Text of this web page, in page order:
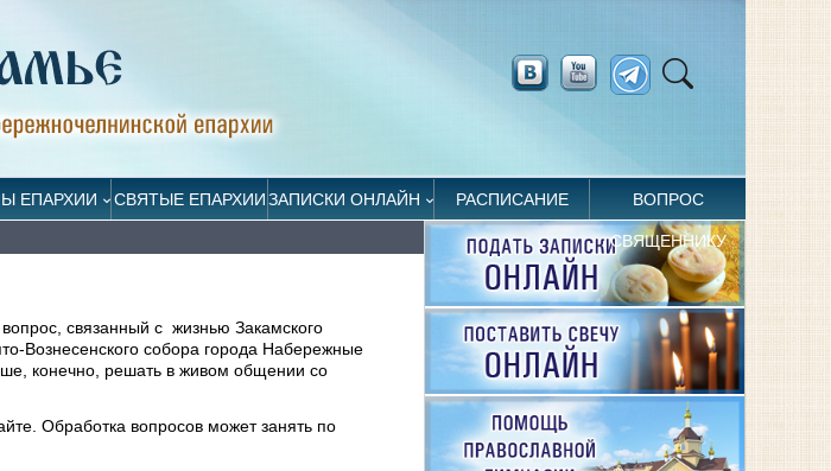
ЕПАРХИИ СВЯТЫЕ ЕПАРХИИЗАПИСКИ ОНЛАЙН РАСПИСАНИЕ ВОПРОС
СВЯЩЕННИКУ
связанный с жизнью Закамского
Вознесенского собора города Набережные
конечно, решать в живом общении со
Обработка вопросов может занять по